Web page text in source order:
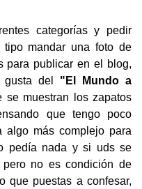
categorías y pedir
mandar una foto de
para publicar en el blog,
gusta del "El Mundo a
se muestran los zapatos
que tengo poco
más complejo para
pedía nada y si uds se
pero no es condición de
que puestas a confesar,